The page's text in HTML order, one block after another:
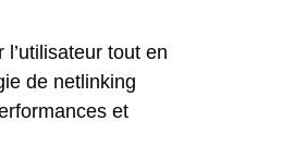
tout en
de netlinking
et